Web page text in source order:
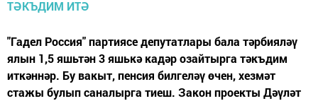
"Гадел Россия" партиясе депутатлары бала тәрбияләү
ялын 1,5 яшьтән 3 яшькә кадәр озайтырга тәкъдим
иткәннәр. Бу вакыт, пенсия билгеләү өчен, хезмәт
стажы булып саналырга тиеш. Закон проекты Дәүләт